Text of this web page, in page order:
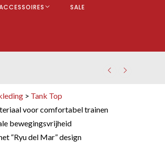
SALE
> Tank Top
voor comfortabel trainen
bewegingsvrijheid
“Ryu del Mar” design